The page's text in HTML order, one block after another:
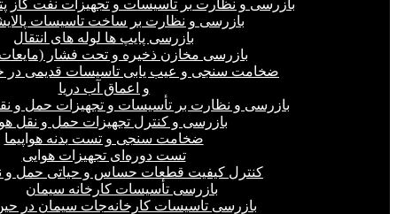
بازرسی و نظارت بر تأسیسات و تجهیزات نفت گاز
بازرسی و نظارت بر ساخت تاسیسات
بازرسی پایپ ها لوله های انتقال
بازرسی مخازن ذخیره و تحت فشار
ضخامت سنجی و عیب یابی تاسیسات قدیمی در
و اعماق آب دریا
بازرسی و نظارت بر تأسیسات و تجهیزات حمل و
بازرسی و کنترل تجهیزات حمل و نقل
ضخامت سنجی و تست بدنه هواپیما
تست دوره‌ای تجهیزات هوایی
کنترل کیفیت قطعات حساس و حیاتی حمل و
بازرسی تأسیسات کارخانه سیمان
بازرسی تاسیسات کارخانه‌جات سیمان در